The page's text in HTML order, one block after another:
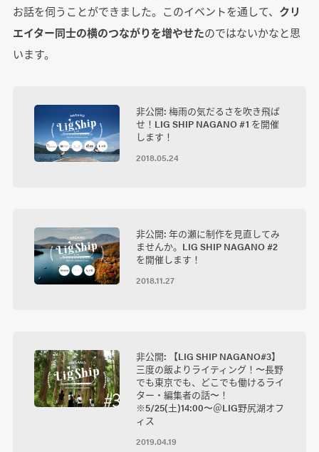
お話を伺うことができました。このイベントを通して、 クリ
エイター同士の横のつながりを増やせたのではないかなと思
います。
非公開: 梅雨の気だるさを吹き飛ば
せ！LIG SHIP NAGANO #1 を開催
します！
2018.05.24
非公開: 年の瀬に制作を見直してみ
ませんか。LIG SHIP NAGANO #2
を開催します！
2018.11.27
非公開: 【LIG SHIP NAGANO#3】
三度の飯よりライティング！〜長野
でも東京でも、どこでも働けるライ
ター・編集者の話〜！
※5/25(土)14:00〜＠LIG野尻湖オフ
ィス
2019.04.19